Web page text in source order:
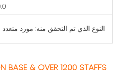
النوع الذي تم التحقق منه: مورد
BASE & OVER 1200 STAFFS